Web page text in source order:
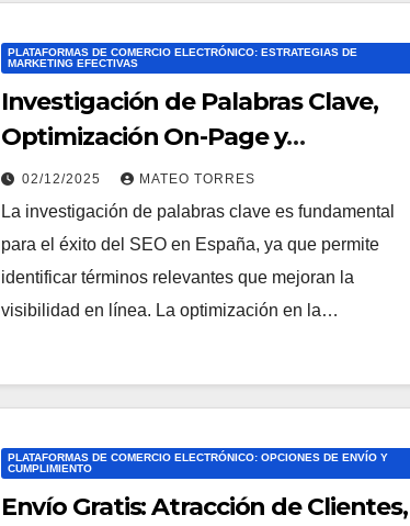
PLATAFORMAS DE COMERCIO ELECTRÓNICO: ESTRATEGIAS DE
MARKETING EFECTIVAS
Investigación de Palabras Clave,
Optimización On-Page y
Backlinking
02/12/2025 MATEO TORRES
La investigación de palabras clave es fundamental
para el éxito del SEO en España, ya que permite
identificar términos relevantes que mejoran la
visibilidad en línea. La optimización en la…
PLATAFORMAS DE COMERCIO ELECTRÓNICO: OPCIONES DE ENVÍO Y
CUMPLIMIENTO
Envío Gratis: Atracción de Clientes,